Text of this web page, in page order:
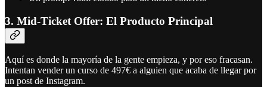
3. Mid-Ticket Offer: El Producto Principal
Aquí es donde la mayoría de la gente empieza, y por eso fracasan.
Intentan vender un curso de 497€ a alguien que acaba de llegar por
un post de Instagram.